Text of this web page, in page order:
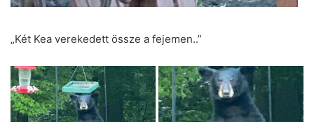
„Két Kea verekedett össze a fejemen..”